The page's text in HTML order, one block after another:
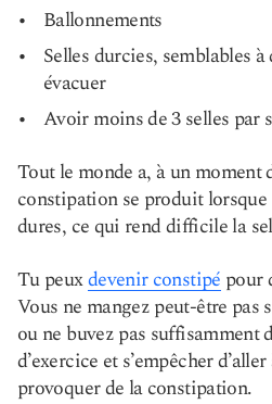
Ballonnements
Selles durcies, semblables
évacuer
Avoir moins de 3 selles par
Tout le monde a, à un moment
constipation se produit lorsque
dures, ce qui rend difficile la
Tu peuxdevenir constipé pour
Vous ne mangez peut-être pas
ou ne buvez pas suffisamment
d’exercice et s’empêcher
provoquer de la constipation.